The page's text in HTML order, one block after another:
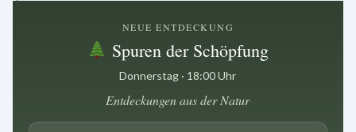
NEUE ENTDECKUNG
Spuren der Schöpfung
Donnerstag · 18:00 Uhr
Entdeckungen aus der Natur